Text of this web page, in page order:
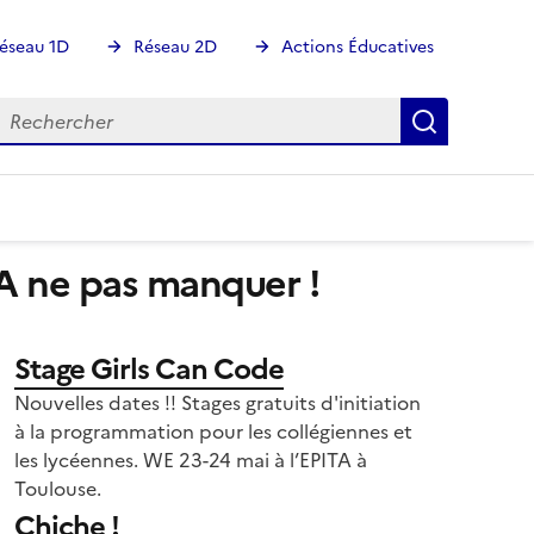
1D Réseau 2D Actions Éducatives
Rechercher
Rechercher
ne pas manquer !
Stage Girls Can Code
Nouvelles dates !! Stages gratuits d'initiation
à la programmation pour les collégiennes et
les lycéennes. WE 23-24 mai à l’EPITA à
Toulouse.